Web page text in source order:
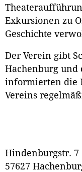
Exkursionen zu
Geschichte
Der Verein gibt
Hachenburg und
informierten die
Vereins
Hindenburgstr. 7
57627